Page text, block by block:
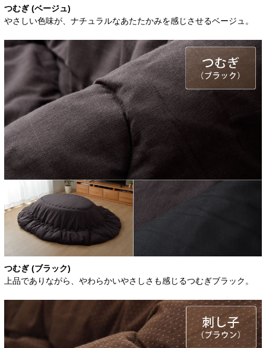
つむぎ (ベージュ)
やさしい色味が、ナチュラルなあたたかみを感じさせるベージュ。
つむぎ (ブラック)
上品でありながら、やわらかいやさしさも感じるつむぎブラック。